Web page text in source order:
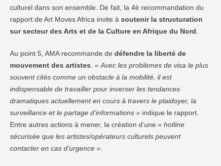
culturel dans son ensemble. De fait, la 4è recommandation du
rapport de Art Moves Africa invite à soutenir la structuration
sur secteur des Arts et de la Culture en Afrique du Nord
Au point 5, AMA recommande de défendre la liberté de
mouvement des artistes « Avec les problèmes de visa le plus
souvent cités comme un obstacle à la mobilité, il est
indispensable de travailler pour inverser les tendances
dramatiques actuellement en cours à travers le plaidoyer, la
surveillance et le partage d’informations » indique le rapport.
Entre autres actions à mener, la création d’une « hotline
sécurisée que les artistes/opérateurs culturels peuvent
contacter en cas d’urgence »